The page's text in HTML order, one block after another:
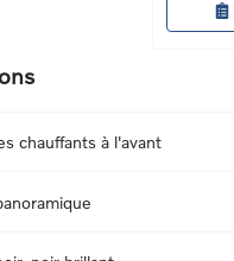
chauffants à l'avant